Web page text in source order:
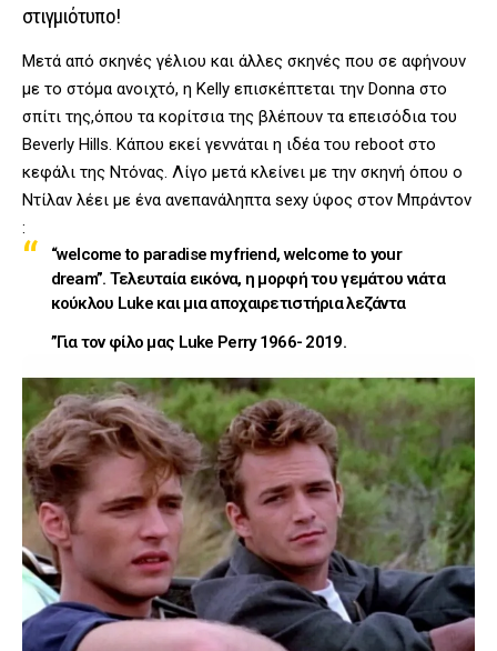
στιγμιότυπο!
Μετά από σκηνές γέλιου και άλλες σκηνές που σε αφήνουν
με το στόμα ανοιχτό, η Kelly επισκέπτεται την Donna στο
σπίτι της,όπου τα κορίτσια της βλέπουν τα επεισόδια του
Beverly Hills. Κάπου εκεί γεννάται η ιδέα του reboot στο
κεφάλι της Ντόνας. Λίγο μετά κλείνει με την σκηνή όπου ο
Ντίλαν λέει με ένα ανεπανάληπτα sexy ύφος στον Μπράντον
:
“welcome to paradise my friend, welcome to your
dream”. Τελευταία εικόνα, η μορφή του γεμάτου νιάτα
κούκλου Luke και μια αποχαιρετιστήρια λεζάντα
”Για τον φίλο μας Luke Perry 1966- 2019.